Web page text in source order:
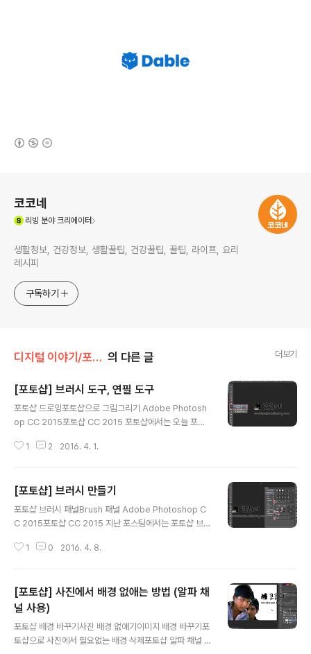
코코네
리빙 분야 크리에이터
생활정보, 건강정보, 생활꿀팁, 건강꿀팁, 꿀팁, 라이프, 요리
레시피
구독하기
디지털 이야기/포토샵 의 다른 글 더보기
[포토샵] 브러시 도구, 연필 도구
포토샵 드로잉포토샵으로 그림그리기 Adobe Photosh
op CC 2015포토샵 CC 2015 포토샵에서는 오늘 포스
는 그림을 자유롭게 그릴 수 있습니다.태블릿이 있다면 더
도구 브러시 도구 도구 패널에서 브러시 도구를 사용하면
다양한 브러시를 선택하거나 커스터마이징하여 이미지에
드로잉 또는 붓 터치를 할 수 있습니다. ▼ 브러시 옵션 막
에서 현재 선택되어있는 브러시 오른쪽 목록 버튼을 누르
1 2 2016. 4. 1.
[포토샵] 브러시 만들기
포토샵 브러시 패널Brush 패널 Adobe Photoshop C
C 2015포토샵 CC 2015 지난 포스팅에서는 포토샵 브러
에서는 포토샵의 브러시 도구를 사용함에 있어서 사용자가
여 테두리, 분산 정도, 재질, 불투명도, 기울기 등의 설정이
가능합니다.포토샵 프로그램에서 기본적으로 제공하는 브
러시 외에 사용자가 원하는 브러시를 만들 수도 있고, 두 개
의 브러시를 합치는것도 가능합니다. ■ 브러시 사전 설정
패널 브러시 사전 설정 패널을 불러오려면 포토샵 메뉴 막
1 0 2016. 4. 8.
[포토샵] 사진에서 배경 없애는 방법 (알파 채
널 사용)
포토샵 배경 바꾸기사진 배경 없애기이미지 배경 바꾸기포
토샵으로 사진에서 필요없는 배경 삭제포토샵 알파 채널 A